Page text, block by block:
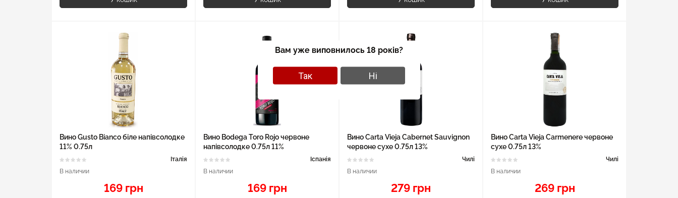
Вино Gusto Bianco біле напівсолодке
11% 0.75л
Італія
В наличии
169 грн
Вино Bodega Toro Rojo червоне
напівсолодке 0.75л 11%
Іспанія
В наличии
169 грн
Вино Carta Vieja Cabernet Sauvignon
червоне сухе 0.75л 13%
Чилі
В наличии
279 грн
Вино Carta Vieja Carmenere червоне
сухе 0.75л 13%
Чилі
В наличии
269 грн
Вам уже виповнилось 18 років?
Так Ні